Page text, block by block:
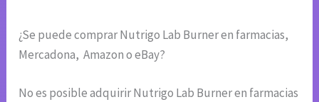
¿Se puede comprar Nutrigo Lab Burner en farmacias,
Mercadona, Amazon o eBay?
No es posible adquirir Nutrigo Lab Burner en farmacias